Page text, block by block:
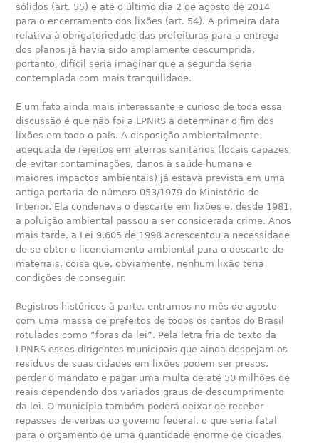
sólidos (art. 55) e até o último dia 2 de agosto de 2014
para o encerramento dos lixões (art. 54). A primeira data
relativa à obrigatoriedade das prefeituras para a entrega
dos planos já havia sido amplamente descumprida,
portanto, difícil seria imaginar que a segunda seria
contemplada com mais tranquilidade.
E um fato ainda mais interessante e curioso de toda essa
discussão é que não foi a LPNRS a determinar o fim dos
lixões em todo o país. A disposição ambientalmente
adequada de rejeitos em aterros sanitários (locais capazes
de evitar contaminações, danos à saúde humana e
maiores impactos ambientais) já estava prevista em uma
antiga portaria de número 053/1979 do Ministério do
Interior. Ela condenava o descarte em lixões e, desde 1981,
a poluição ambiental passou a ser considerada crime. Anos
mais tarde, a Lei 9.605 de 1998 acrescentou a necessidade
de se obter o licenciamento ambiental para o descarte de
materiais, coisa que, obviamente, nenhum lixão teria
condições de conseguir.
Registros históricos à parte, entramos no mês de agosto
com uma massa de prefeitos de todos os cantos do Brasil
rotulados como “foras da lei”. Pela letra fria do texto da
LPNRS esses dirigentes municipais que ainda despejam os
resíduos de suas cidades em lixões podem ser presos,
perder o mandato e pagar uma multa de até 50 milhões de
reais dependendo dos variados graus de descumprimento
da lei. O município também poderá deixar de receber
repasses de verbas do governo federal, o que seria fatal
para o orçamento de uma quantidade enorme de cidades